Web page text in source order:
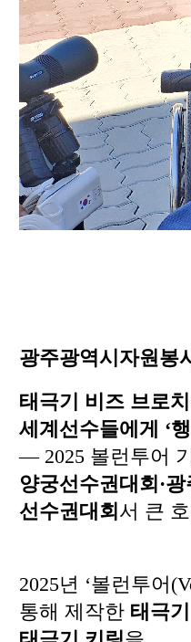
광주광역시자원봉
태극기 비즈 브로
세계선수들에게 ‘
— 2025 볼런투어
양궁선수권대회·
선수권대회 서 큰
2025년 ‘볼런투어
통해 제작한 태극